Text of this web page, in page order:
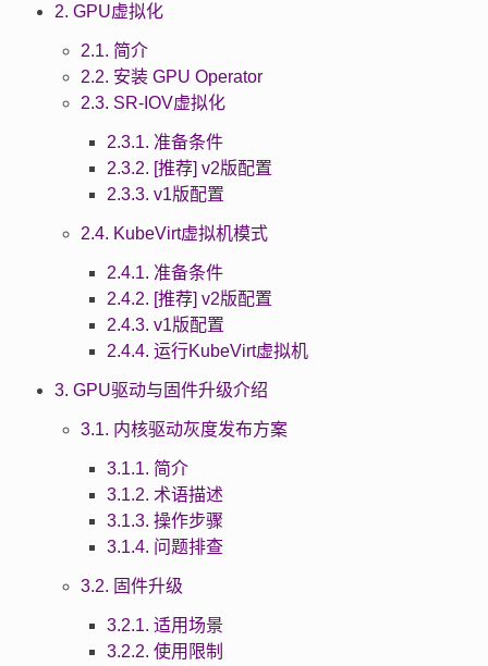
2. GPU虚拟化
2.1. 简介
2.2. 安装 GPU Operator
2.3. SR-IOV虚拟化
2.3.1. 准备条件
2.3.2. [推荐] v2版配置
2.3.3. v1版配置
2.4. KubeVirt虚拟机模式
2.4.1. 准备条件
2.4.2. [推荐] v2版配置
2.4.3. v1版配置
2.4.4. 运行KubeVirt虚拟机
3. GPU驱动与固件升级介绍
3.1. 内核驱动灰度发布方案
3.1.1. 简介
3.1.2. 术语描述
3.1.3. 操作步骤
3.1.4. 问题排查
3.2. 固件升级
3.2.1. 适用场景
3.2.2. 使用限制